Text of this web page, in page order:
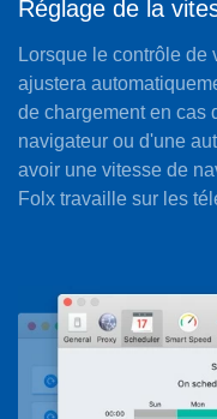
Réglage de la
Lorsque le contrôle
ajustera
de chargement en cas
navigateur ou d'une
avoir une vitesse de
Folx travaille sur les